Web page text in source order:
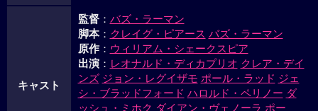
キャスト
監督： バズ・ラーマン
脚本： クレイグ・ピアース バズ・ラーマン
原作： ウィリアム・シェークスピア
出演： レオナルド・ディカプリオ クレア・デイ
ンズ ジョン・レグイザモ ポール・ラッド ジェ
シ・ブラッドフォード ハロルド・ペリノー ダ
ッシュ・ミホク ダイアン・ヴェノーラ ポー